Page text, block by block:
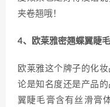
夹卷翘哦！
4、欧莱雅密翘蝶翼睫
欧莱雅这个牌子的化
论是知名度还是产品
翼睫毛膏含有丝滑膏